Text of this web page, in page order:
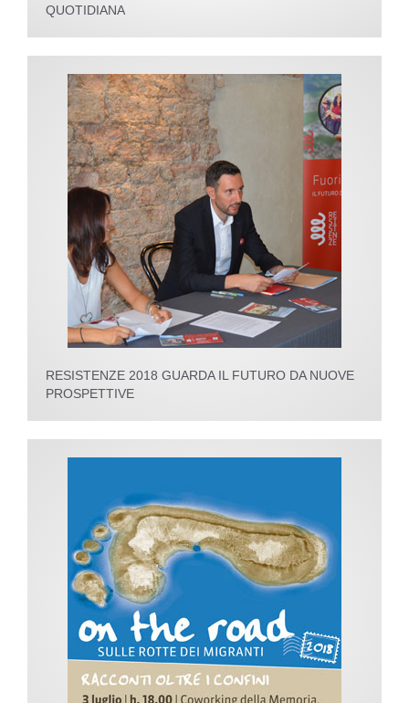
QUOTIDIANA
RESISTENZE 2018 GUARDA IL FUTURO DA NUOVE
PROSPETTIVE